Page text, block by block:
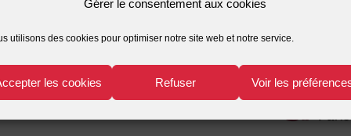
Gérer le consentement aux cookies
utilisons des cookies pour optimiser notre site web et notre service.
les cookies Refuser Voir les